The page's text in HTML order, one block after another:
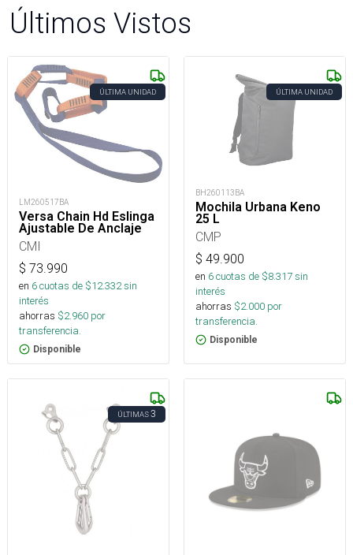
Últimos Vistos
ÚLTIMA UNIDAD
LM260517BA
Versa Chain Hd Eslinga
Ajustable De Anclaje
CMI
$ 73.990
en 6cuotas de $12.332sin
interés
ahorras $2.960 por
transferencia.
Disponible
ÚLTIMA UNIDAD
BH260113BA
Mochila Urbana Keno
25 L
CMP
$ 49.900
en 6cuotas de $8.317sin
interés
ahorras $2.000 por
transferencia.
Disponible
ÚLTIMAS3